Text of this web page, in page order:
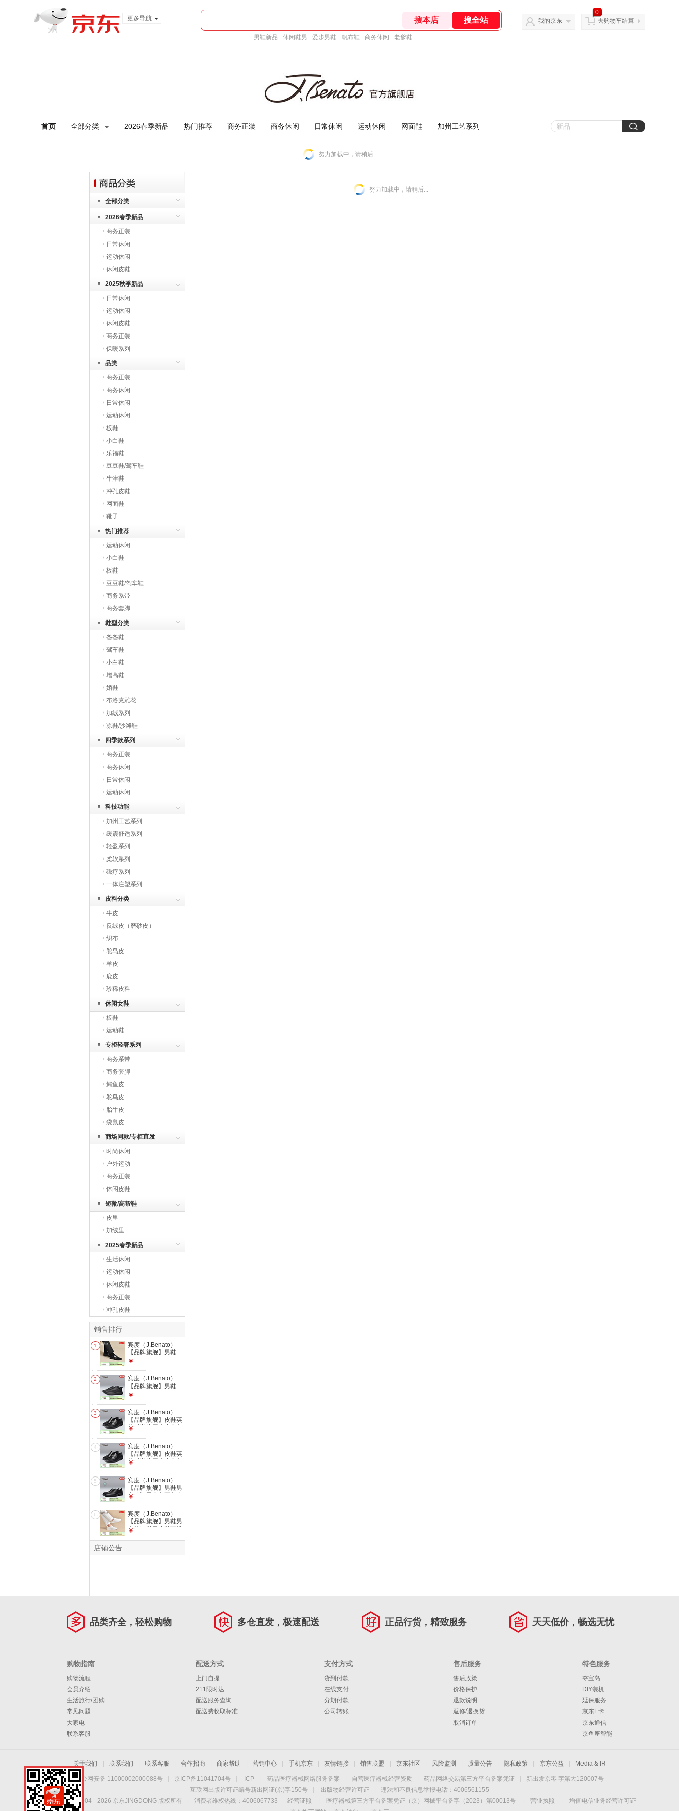
更多导航
男鞋新品 休闲鞋男 爱步男鞋 帆布鞋 商务休闲 老爹鞋
我的京东
0
去购物车结算
首页 全部分类 2026春季新品 热门推荐 商务正装 商务休闲 日常休闲 运动休闲 网面鞋 加州工艺系列
努力加载中，请稍后...
全部分类
2026春季新品
商务正装
日常休闲
运动休闲
休闲皮鞋
2025秋季新品
日常休闲
运动休闲
休闲皮鞋
商务正装
保暖系列
品类
商务正装
商务休闲
日常休闲
运动休闲
板鞋
小白鞋
乐福鞋
豆豆鞋/驾车鞋
牛津鞋
冲孔皮鞋
网面鞋
靴子
热门推荐
运动休闲
小白鞋
板鞋
豆豆鞋/驾车鞋
商务系带
商务套脚
鞋型分类
爸爸鞋
驾车鞋
小白鞋
增高鞋
婚鞋
布洛克雕花
加绒系列
凉鞋/沙滩鞋
四季款系列
商务正装
商务休闲
日常休闲
运动休闲
科技功能
加州工艺系列
缓震舒适系列
轻盈系列
柔软系列
磁疗系列
一体注塑系列
皮料分类
牛皮
反绒皮（磨砂皮）
织布
鸵鸟皮
羊皮
鹿皮
珍稀皮料
休闲女鞋
板鞋
运动鞋
专柜轻奢系列
商务系带
商务套脚
鳄鱼皮
鸵鸟皮
胎牛皮
袋鼠皮
商场同款/专柜直发
时尚休闲
户外运动
商务正装
休闲皮鞋
短靴/高帮鞋
皮里
加绒里
2025春季新品
生活休闲
运动休闲
休闲皮鞋
商务正装
冲孔皮鞋
销售排行
1
宾度（J.Benato）
【品牌旗舰】男鞋
26春夏季新款男士
一脚蹬单鞋 黑色 39
(245mm)
￥
2
宾度（J.Benato）
【品牌旗舰】男鞋
26春夏季新款男士
增高休闲鞋 黑色 42
(260mm)
￥
3
宾度（J.Benato）
【品牌旗舰】皮鞋英
伦时尚头层牛皮商务
爸爸鞋 黑色 40
￥
4
宾度（J.Benato）
【品牌旗舰】皮鞋英
伦时尚头层牛皮商务
爸爸鞋 黑色 42
￥
5
宾度（J.Benato）
【品牌旗舰】男鞋男
士皮鞋男商务正装真
年婚鞋 黑色 38
￥
6
宾度（J.Benato）
【品牌旗舰】男鞋男
士休闲鞋男皮鞋百搭
￥
店铺公告
努力加载中，请稍后...
品类齐全，轻松购物 多仓直发，极速配送 正品行货，精致服务 天天低价，畅选无忧
购物指南
购物流程
会员介绍
生活旅行/团购
常见问题
大家电
联系客服
配送方式
上门自提
211限时达
配送服务查询
配送费收取标准
支付方式
货到付款
在线支付
分期付款
公司转账
售后服务
售后政策
价格保护
退款说明
返修/退换货
取消订单
特色服务
夺宝岛
DIY装机
延保服务
京东E卡
京东通信
京鱼座智能
关于我们 联系我们 联系客服 合作招商 商家帮助 营销中心 手机京东 友情链接 销售联盟 京东社区 风险监测 质量公告 隐私政策 京东公益 Media & IR
京公网安备 11000002000088号 京ICP备11041704号 ICP 药品医疗器械网络服务备案 自营医疗器械经营资质 药品网络交易第三方平台备案凭证
新出发京零 字第大120007号
互联网出版许可证编号新出网证(京)字150号
出版物经营许可证
违法和不良信息举报电话：4006561155
Copyright © 2004 - 2026 京东JINGDONG 版权所有 消费者维权热线：4006067733 经营证照 医疗器械第三方平台备案凭证（京）网械平台备字（2023）第00013号 营业执照
增值电信业务经营许可证